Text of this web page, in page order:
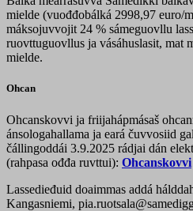
mielde (vuođđobálká 2998,97 euro/
máksojuvvojit 24 % sámeguovllu
ruovttuguovllus ja vásáhuslasit, mat
mielde.
Ohcan
Ohcanskovvi ja friijahápmásaš
ánsologahallama ja eará čuvvosiid
čállingoddái 3.9.2025 rádjai dán
(rahpasa ođđa ruvttui): Ohcanskovvi
Lassedieđuid doaimmas addá
Kangasniemi,